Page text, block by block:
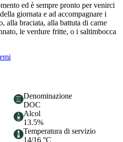
ed è sempre pronto per venirci
giornata e ad accompagnare i
alla braciata, alla battuta di carne
le verdure fritte, o i saltimbocca
Denominazione
DOC
Alcol
13.5%
Temperatura di servizio
14/16 °C